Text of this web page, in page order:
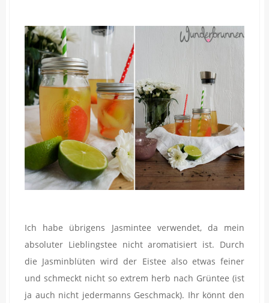
Ich habe übrigens Jasmintee verwendet, da mein
absoluter Lieblingstee nicht aromatisiert ist. Durch
die Jasminblüten wird der Eistee also etwas feiner
und schmeckt nicht so extrem herb nach Grüntee (ist
ja auch nicht jedermanns Geschmack). Ihr könnt den